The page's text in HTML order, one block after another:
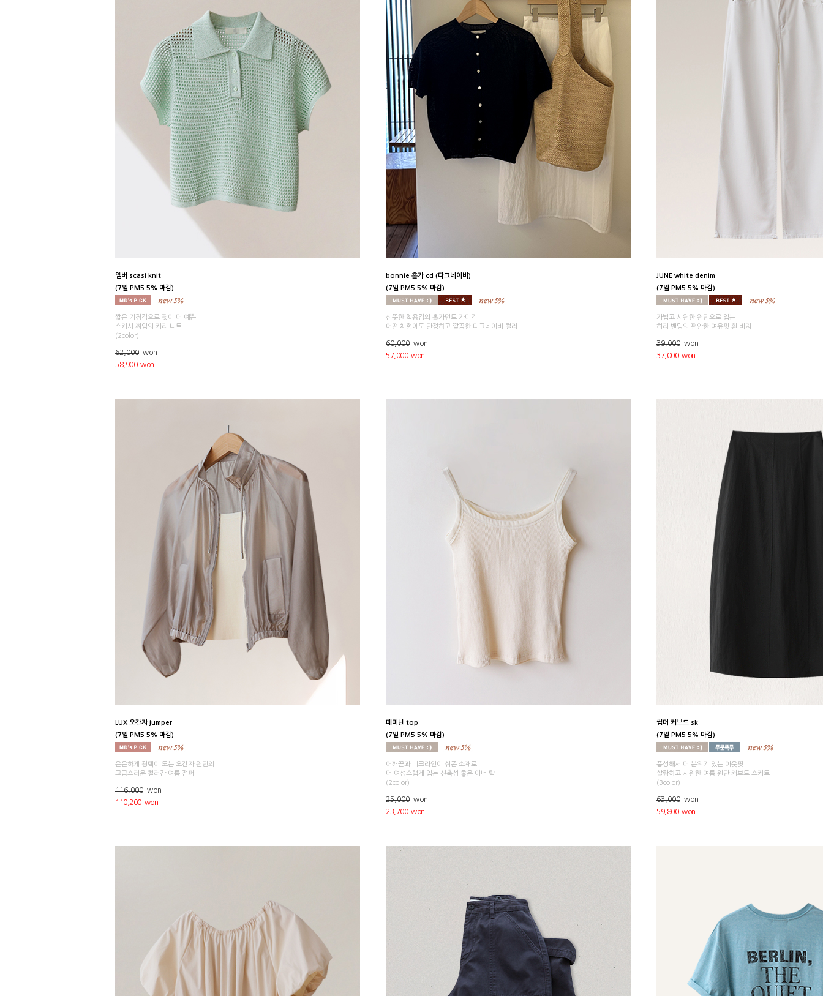
앰버 scasi knit
(7일 PM5 5% 마감)
짧은 기장감으로 핏이 더 예쁜
스카시 짜임의 카라 니트
(2color)
62,000 won
58,900 won
bonnie 홀가 cd (다크네이비)
(7일 PM5 5% 마감)
산뜻한 착용감의 홀가먼트 가디건
어떤 체형에도 단정하고 깔끔한 다크네이비 컬러
60,000 won
57,000 won
JUNE white denim
(7일 PM5 5% 마감)
가볍고 시원한 원단으로 입는
허리 밴딩의 편안한 여유핏 흰 바지
39,000 won
37,000 won
LUX 오간자 jumper
(7일 PM5 5% 마감)
은은하게 광택이 도는 오간자 원단의
고급스러운 컬러감 여름 점퍼
116,000 won
110,200 won
페미닌 top
(7일 PM5 5% 마감)
어깨끈과 네크라인이 쉬폰 소재로
더 여성스럽게 입는 신축성 좋은 이너 탑
(2color)
25,000 won
23,700 won
썸머 커브드 sk
(7일 PM5 5% 마감)
풍성해서 더 분위기 있는 아웃핏
살랑하고 시원한 여름 원단 커브드 스커트
(3color)
63,000 won
59,800 won